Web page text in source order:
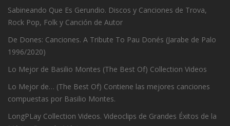
Sabineando Que Es Gerundio. Discos y Canciones de Trova,
Rock Pop, Folk y Canción de Autor
De Dones: Canciones. A Tribute To Pau Donés (Jarabe de Palo
1996/2020)
Lo Mejor de Basilio Montes (The Best Of) Collection Videos
Lo Mejor de… (The Best Of) Contiene las mejores canciones
compuestas por Basilio Montes.
LongPLay Collection Videos. Videoclips de Grandes Éxitos de la